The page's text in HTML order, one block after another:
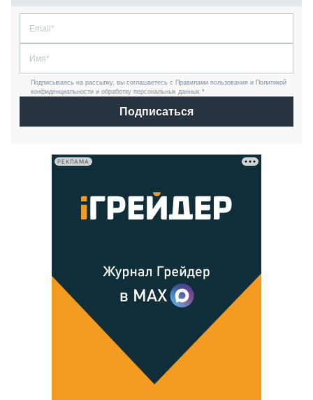
Подписываясь на рассылку, вы соглашаетесь с Правилами пользования и Политикой
конфиденциальности и обработку персональных данных *
Подписаться
РЕКЛАМА